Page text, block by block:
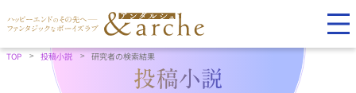
TOP 投稿小説 研究者の検索結果